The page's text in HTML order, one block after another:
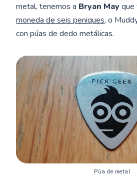
metal, tenemos a Bryan May que
moneda de seis peniques, o
con púas de dedo metálicas.
Púa de metal